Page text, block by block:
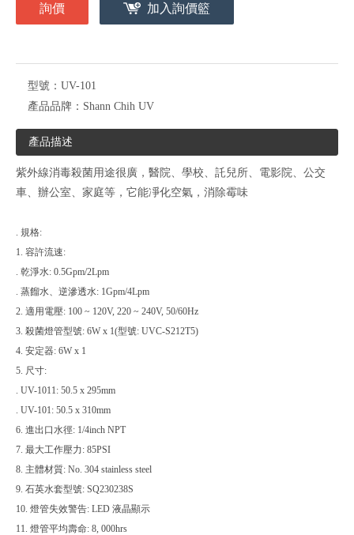
詢價 加入詢價籃
型號： UV-101
產品品牌： Shann Chih UV
產品描述
紫外線消毒殺菌用途很廣，醫院、學校、 託兒所、電影院、公交
車、辦公室、家庭等，它能凈化空氣，消除霉味
. 規格:
1. 容許流速:
. 乾淨水: 0.5Gpm/2Lpm
. 蒸餾水、逆滲透水: 1Gpm/4Lpm
2. 適用電壓: 100 ~ 120V, 220 ~ 240V, 50/60Hz
3. 殺菌燈管型號: 6W x 1(型號: UVC-S212T5)
4. 安定器: 6W x 1
5. 尺寸:
. UV-1011: 50.5 x 295mm
. UV-101: 50.5 x 310mm
6. 進出口水徑: 1/4inch NPT
7. 最大工作壓力: 85PSI
8. 主體材質: No. 304 stainless steel
9. 石英水套型號: SQ230238S
10. 燈管失效警告: LED 液晶顯示
11. 燈管平均壽命: 8, 000hrs